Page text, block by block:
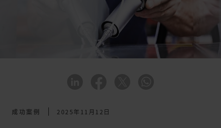
成功案例 2025年11月12日